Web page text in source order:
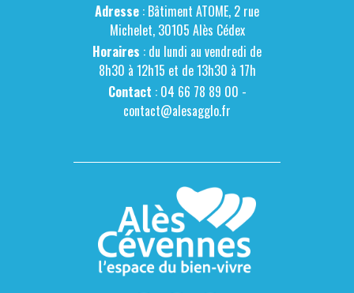
Adresse : Bâtiment ATOME, 2 rue
Michelet, 30105 Alès Cédex
Horaires : du lundi au vendredi de
8h30 à 12h15 et de 13h30 à 17h
Contact : 04 66 78 89 00 -
contact@alesagglo.fr